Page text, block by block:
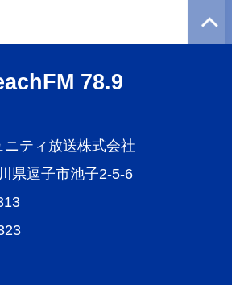
78.9
ティ放送株式会社
県逗子市池子2-5-6